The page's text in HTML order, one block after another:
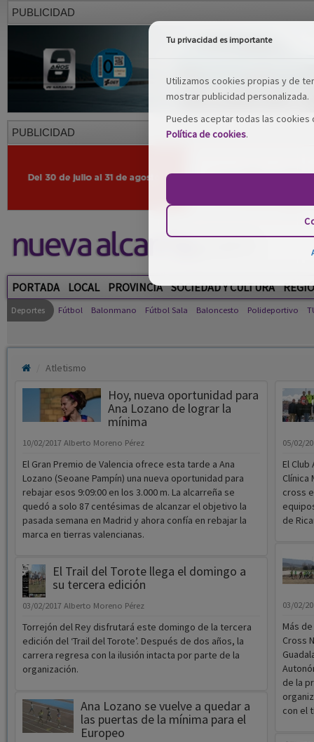
PUBLICIDAD
PUBLICIDAD
PORTADA LOCAL PROVINCIA SOCIEDAD Y CULTURA
Deportes Fútbol Balonmano Fútbol Sala Baloncesto Polideportivo
Atletismo
Hoy, nueva oportunidad para
Ana Lozano de lograr la
mínima
10/02/2017 Alberto Moreno Pérez
El Gran Premio de Valencia ofrece esta tarde a Ana
Lozano (Seoane Pampín) una nueva oportunidad para
rebajar esos 9:09:00 en los 3.000 m. La alcarreña se
quedó a solo 87 centésimas de alcanzar el objetivo la
pasada semana en Madrid y ahora confía en rebajar la
marca en tierras valencianas.
El Trail del Torote llega el domingo a
su tercera edición
03/02/2017 Alberto Moreno Pérez
Torrejón del Rey disfrutará este domingo de la tercera
edición del ‘Trail del Torote’. Después de dos años, la
carrera regresa con la ilusión intacta por parte de la
organización.
Ana Lozano se vuelve a quedar a
las puertas de la mínima para el
Europeo
05/02/
El
Clínica
cross
de
03/02/
Más
Cross
de la
con el
Tu privacidad es importante
Utilizamos cookies propias y de
mostrar publicidad personalizada.
Puedes aceptar todas las
Política de cookies.